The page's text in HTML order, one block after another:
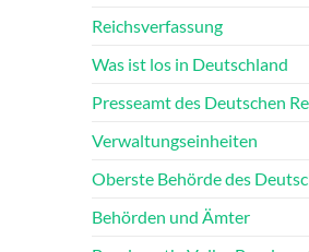
Reichsverfassung
Was ist los in Deutschland
Presseamt des Deutschen
Verwaltungseinheiten
Oberste Behörde des
Behörden und Ämter